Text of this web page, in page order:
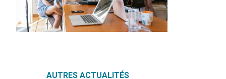
LES CLUBS DES PLACES TERTIAIRES
AUTRES ACTUALITÉS